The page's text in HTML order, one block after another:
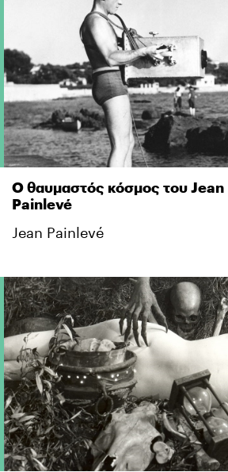
Ο θαυμαστός κόσμος του Jean
Painlevé
Jean Painlevé